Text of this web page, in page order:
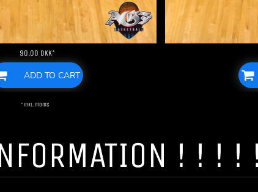
90,00 DKK*
ADD TO CART
* inkl. moms
! ! !